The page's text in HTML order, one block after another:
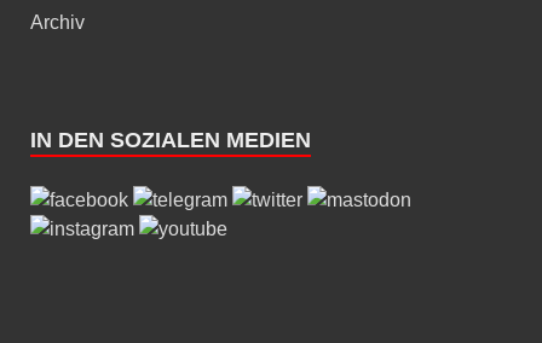
Archiv
IN DEN SOZIALEN MEDIEN